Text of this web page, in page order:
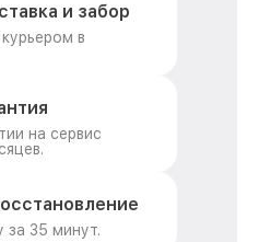
и забор
в
на сервис
за 35 минут.